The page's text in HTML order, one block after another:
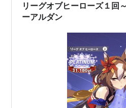
リーグオブヒーローズ１回～３回 ムテキ
ーアルダン